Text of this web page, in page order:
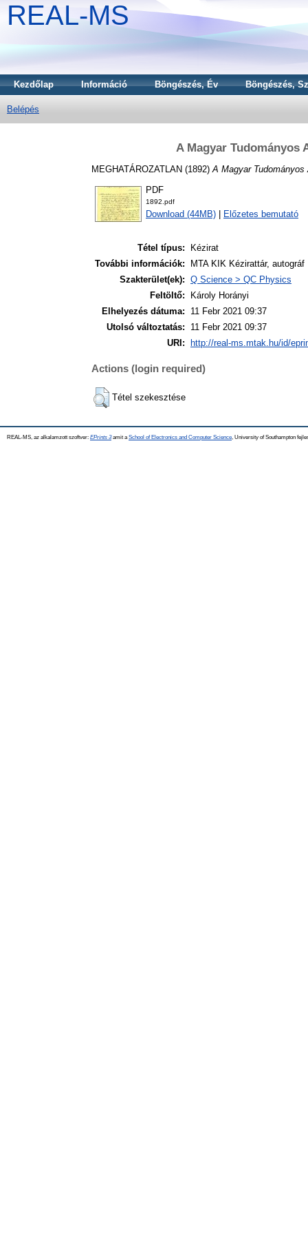
REAL-MS
Kezdőlap Információ Böngészés, Év Böngészés,
Belépés
A Magyar Tudományos
MEGHATÁROZATLAN (1892) A Magyar
PDF
1892.pdf
Download (44MB) Előzetes bemutató
Tétel típus:
Kézirat
További információk:
MTA KIK Kézirattár, autográf
Szakterület(ek): Q Science > QC Physics
Feltöltő:
Károly Horányi
Elhelyezés dátuma:
11 Febr 2021 09:37
Utolsó változtatás:
11 Febr 2021 09:37
URI:
http://real-ms.mtak.hu/id/
Actions (login required)
Tétel szekesztése
REAL-MS, az alkalamzott szoftver: EPrints 3amit a School of Electronics and Computer Science , University of Southampton